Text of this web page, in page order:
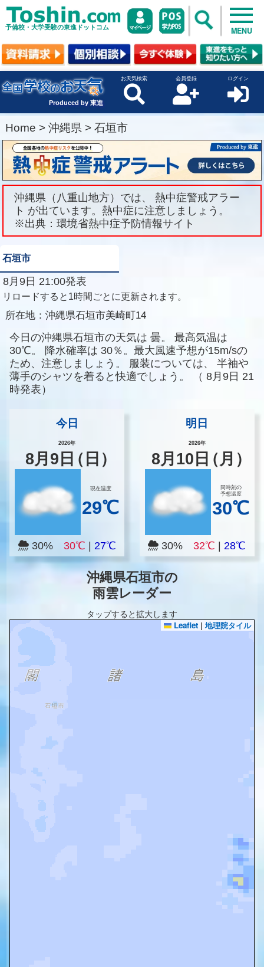
予備校・大学受験の東進ドットコム MENU
Produced by 東進
お天気検索 会員登録 ログイン
Home > 沖縄県 > 石垣市
沖縄県（八重山地方）では、 熱中症警戒アラー
ト が出ています。熱中症に注意しましょう。
※出典：環境省熱中症予防情報サイト
石垣市
8月9日 21:00発表
リロードすると1時間ごとに更新されます。
所在地： 沖縄県石垣市美崎町14
今日の沖縄県石垣市の天気は 曇。
最高気温は
30℃。
降水確率は 30％。最大風速予想が15m/sの
ため、注意しましょう。
服装については、
半袖や
薄手のシャツを着ると快適でしょう。
（ 8月9日 21
時発表）
今日
2026年
8月 9 日（日）
現在温度
29℃
30% 30℃ 27℃
明日
2026年
8月 10 日（月）
同時刻の
予想温度
30℃
30% 32℃ |28℃
沖縄県石垣市の
雨雲レーダー
タップすると拡大します
Leaflet | 地理院タイル